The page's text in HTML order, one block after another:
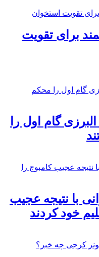
برای تقویت
گام اول را
با نتیجه عجیب
خود کردند